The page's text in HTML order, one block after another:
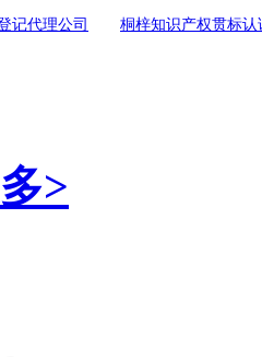
记代理公司
桐梓知识产权贯标认
>